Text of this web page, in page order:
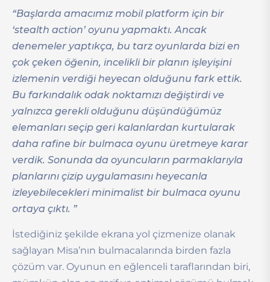
“Başlarda amacımız mobil platform için bir
‘stealth action’ oyunu yapmaktı. Ancak
denemeler yaptıkça, bu tarz oyunlarda bizi en
çok çeken öğenin, incelikli bir planın işleyişini
izlemenin verdiği heyecan olduğunu fark ettik.
Bu farkındalık odak noktamızı değiştirdi ve
yalnızca gerekli olduğunu düşündüğümüz
elemanları seçip geri kalanlardan kurtularak
daha rafine bir bulmaca oyunu üretmeye karar
verdik. Sonunda da oyuncuların parmaklarıyla
planlarını çizip uygulamasını heyecanla
izleyebilecekleri minimalist bir bulmaca oyunu
ortaya çıktı. ”
İstediğiniz şekilde ekrana yol çizmenize olanak
sağlayan Misa’nın bulmacalarında birden fazla
çözüm var. Oyunun en eğlenceli taraflarından biri,